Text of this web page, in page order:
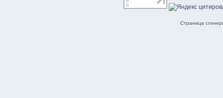
Страница